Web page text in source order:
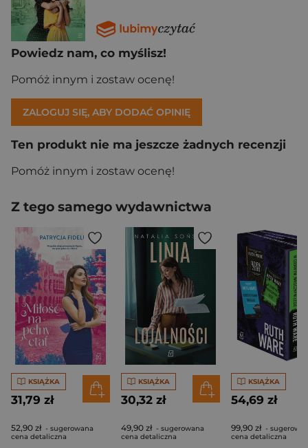
Powiedz nam, co myślisz!
Pomóż innym i zostaw ocenę!
ZALOGUJ SIĘ, ABY DODAĆ OPINIĘ
Ten produkt nie ma jeszcze żadnych recenzji
Pomóż innym i zostaw ocenę!
Z tego samego wydawnictwa
KSIĄŻKA
31,79 zł
52,90 zł - sugerowana
cena detaliczna
KSIĄŻKA
30,32 zł
49,90 zł - sugerowana
cena detaliczna
KSIĄŻKA
54,69 zł
99,90 zł -
cena detaliczna